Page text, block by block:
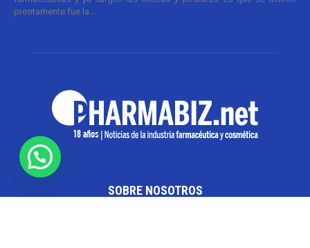
prontamente fue la...
SOBRE NOSOTROS